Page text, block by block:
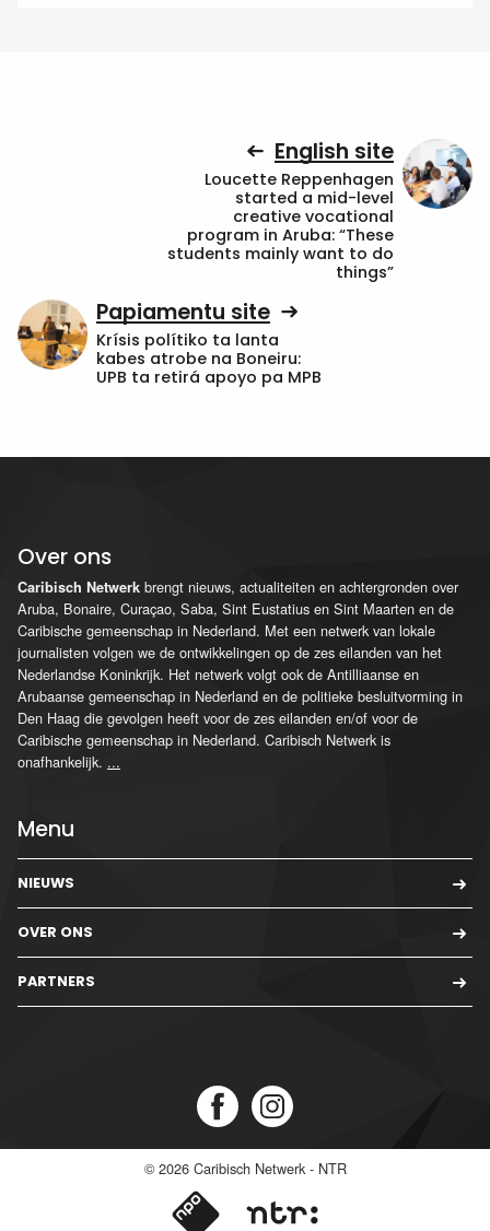
English site
Loucette Reppenhagen
started a mid-level
creative vocational
program in Aruba: “These
students mainly want to do
things”
Papiamentu site
Krísis polítiko ta lanta
kabes atrobe na Boneiru:
UPB ta retirá apoyo pa MPB
Over ons
Caribisch Netwerk brengt nieuws, actualiteiten en achtergronden over
Aruba, Bonaire, Curaçao, Saba, Sint Eustatius en Sint Maarten en de
Caribische gemeenschap in Nederland. Met een netwerk van lokale
journalisten volgen we de ontwikkelingen op de zes eilanden van het
Nederlandse Koninkrijk. Het netwerk volgt ook de Antilliaanse en
Arubaanse gemeenschap in Nederland en de politieke besluitvorming in
Den Haag die gevolgen heeft voor de zes eilanden en/of voor de
Caribische gemeenschap in Nederland. Caribisch Netwerk is
onafhankelijk. ...
Menu
NIEUWS
OVER ONS
PARTNERS
© 2026 Caribisch Netwerk - NTR